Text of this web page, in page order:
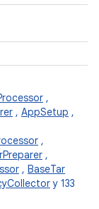
,
, AppSetup ,
,
,
, BaseTar
y 133